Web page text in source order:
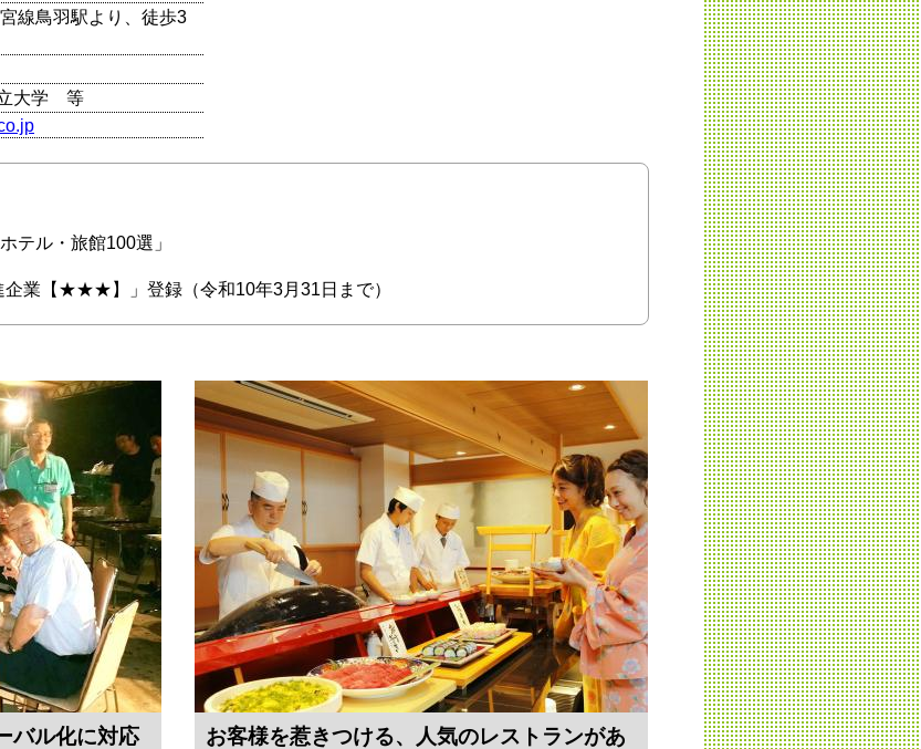
線鳥羽駅より、徒歩3
大学 等
テル・旅館100選」
企業【★★★】」登録（令和10年3月31日まで）
バル化に対応
お客様を惹きつける、人気のレストランがあ